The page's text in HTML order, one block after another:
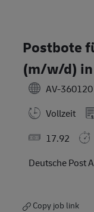
Postbote
(m/w/d) in
AV-360120
Vollzeit
17.92
Deutsche Post
Copy job link